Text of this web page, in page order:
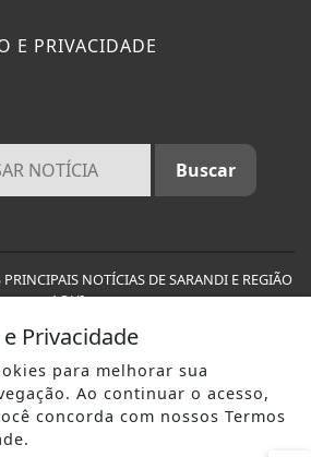
E PRIVACIDADE
NOTÍCIAS DE SARANDI E REGIÃO
AQUI
Privacidade
para melhorar sua
Ao continuar o acesso,
concorda com nossos Termos